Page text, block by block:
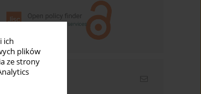
ich
plików
ze strony